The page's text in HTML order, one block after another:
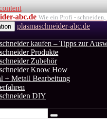
abc.de Wie ein Profi - schneiden,
plasmaschneider-abc.de
kaufen – Tipps zur
Produkte
Zubehör
Know How
+ Metall Bearbeitung
DIY